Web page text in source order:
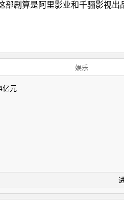
剧算是阿里影业和千骊影视
娱乐
亿元